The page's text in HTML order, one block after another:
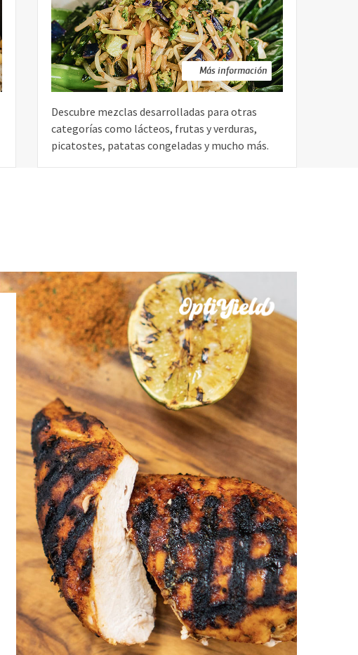
Más información
Descubre mezclas desarrolladas para otras
categorías como lácteos, frutas y verduras,
picatostes, patatas congeladas y mucho más.